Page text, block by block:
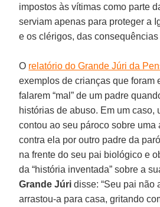
impostos às vítimas como parte
serviam apenas para proteger a
e os clérigos, das
O relatório do Grande Júri da
exemplos de crianças que foram
falarem “mal” de um padre
histórias de abuso. Em um caso,
contou ao seu pároco sobre uma
contra ela por outro padre da
na frente do seu pai biológico e
da “história inventada” sobre a
Grande Júri disse: “Seu pai não
arrastou-a para casa, gritando